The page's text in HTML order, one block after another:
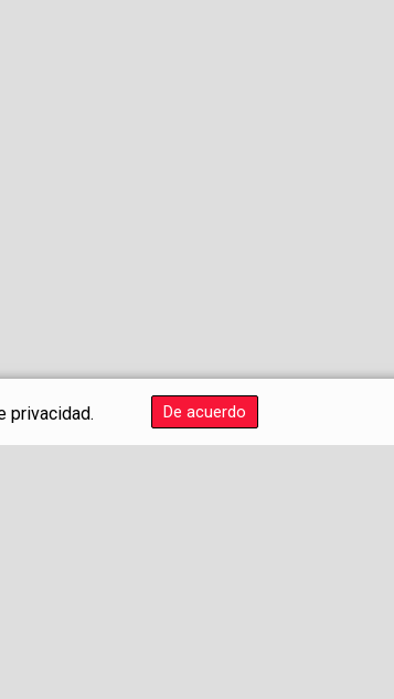
privacidad. De acuerdo